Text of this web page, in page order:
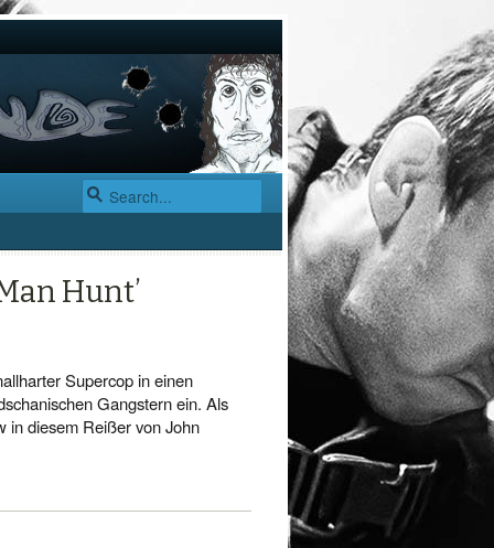
Hunt’
Supercop in einen
Gangstern ein. Als
in diesem Reißer von John